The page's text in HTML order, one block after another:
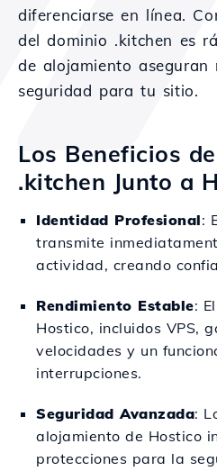
diferenciarse en línea.
del dominio .kitchen es
de alojamiento aseguran
seguridad para tu sitio.
Los Beneficios
.kitchen Junto a
Identidad Profesional:
transmite
actividad, creando
Rendimiento Estable:
Hostico, incluidos VPS,
velocidades y un
interrupciones.
Seguridad Avanzada:
alojamiento de Hostico
protecciones para la